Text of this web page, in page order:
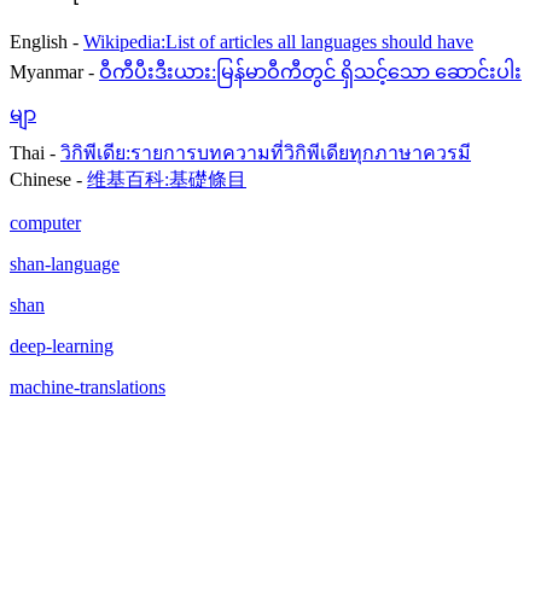
English - Wikipedia:List of articles all languages should have
Myanmar - ဝီကီပီးဒီးယား:မြန်မာဝီကီတွင် ရှိသင့်သော ဆောင်းပါး
မျာ
Thai - วิกิพีเดีย:รายการบทความที่วิกิพีเดียทุกภาษาควรมี
Chinese - 维基百科:基礎條目
computer
shan-language
shan
deep-learning
machine-translations